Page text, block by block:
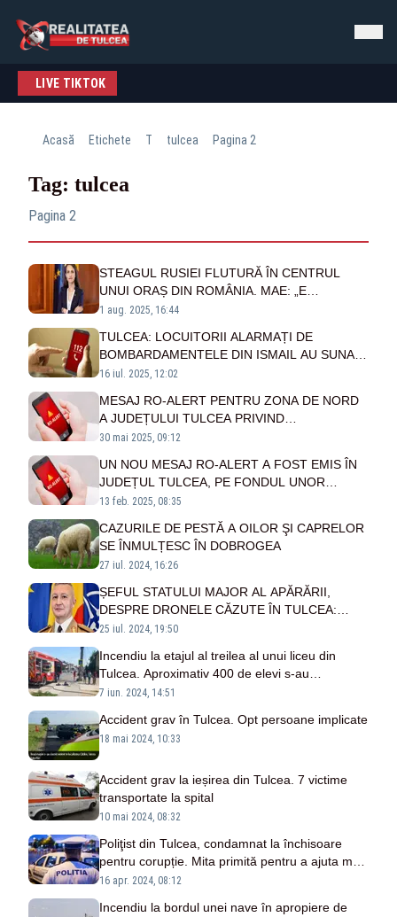
LIVE TIKTOK
Acasă Etichete T tulcea Pagina 2
Tag: tulcea
Pagina 2
STEAGUL RUSIEI FLUTURĂ ÎN CENTRUL
UNUI ORAȘ DIN ROMÂNIA. MAE: „E
INACCEPTABIL CA AUTORITĂȚILE SĂ
AGRESOARE”
1 aug. 2025, 16:44
TULCEA: LOCUITORII ALARMAȚI DE
BOMBARDAMENTELE DIN ISMAIL AU SUNAT
LA 112 ÎN LIPSA UNUI MESAJ RO-ALERT
16 iul. 2025, 12:02
MESAJ RO-ALERT PENTRU ZONA DE NORD
A JUDEȚULUI TULCEA PRIVIND
POSIBILITATEA CĂDERII UNOR OBIECTE DIN
30 mai 2025, 09:12
UN NOU MESAJ RO-ALERT A FOST EMIS ÎN
JUDEȚUL TULCEA, PE FONDUL UNOR
ATACURI RUSEȘTI ÎN UCRAINA
13 feb. 2025, 08:35
CAZURILE DE PESTĂ A OILOR ŞI CAPRELOR
SE ÎNMULȚESC ÎN DOBROGEA
27 iul. 2024, 16:26
ȘEFUL STATULUI MAJOR AL APĂRĂRII,
DESPRE DRONELE CĂZUTE ÎN TULCEA:
"PROXIMITATEA ZONEI DE CONFLICT POATE
25 iul. 2024, 19:50
Incendiu la etajul al treilea al unui liceu din
Tulcea. Aproximativ 400 de elevi s-au
autoevacuat
7 iun. 2024, 14:51
Accident grav în Tulcea. Opt persoane implicate
18 mai 2024, 10:33
Accident grav la ieșirea din Tulcea. 7 victime
transportate la spital
10 mai 2024, 08:32
Poliţist din Tulcea, condamnat la închisoare
pentru corupție. Mita primită pentru a ajuta mai
multe persoane să promove examenul auto
16 apr. 2024, 08:12
Incendiu la bordul unei nave în apropiere de